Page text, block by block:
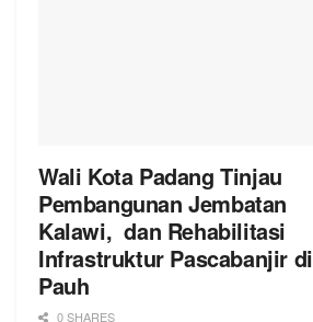
Wali Kota Padang Tinjau
Pembangunan Jembatan
Kalawi, dan Rehabilitasi
Infrastruktur Pascabanjir di
Pauh
0 SHARES